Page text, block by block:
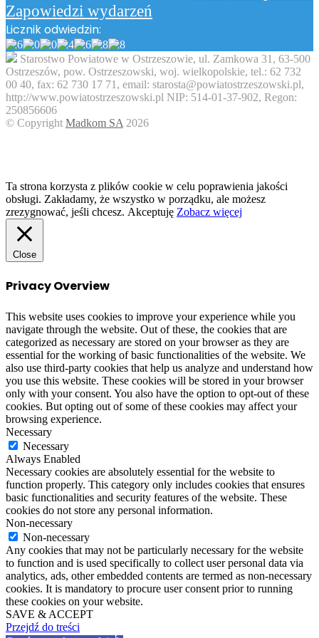
Zapowiedzi wydarzeń
Licznik odwiedzin:
Starostwo Powiatowe w Ostrzeszowie, ul. Zamkowa 31, 63-500
Ostrzeszów, pow. Ostrzeszowski, woj. wielkopolskie, tel.: 62 732
00 40, fax: 62 730 17 71, email: starosta@powiatostrzeszowski.pl,
http://www.powiatostrzeszowski.pl NIP: 514-01-37-902, Regon:
250856606
© Copyright Madkom SA 2026
Ta strona korzysta z plików cookie w celu poprawienia jakości
obsługi. Zakładamy, że wszystko w porządku, ale możesz
zrezygnować, jeśli chcesz. Akceptuję Zobacz więcej
Close
Privacy Overview
This website uses cookies to improve your experience while you
navigate through the website. Out of these, the cookies that are
categorized as necessary are stored on your browser as they are
essential for the working of basic functionalities of the website. We
also use third-party cookies that help us analyze and understand how
you use this website. These cookies will be stored in your browser
only with your consent. You also have the option to opt-out of these
cookies. But opting out of some of these cookies may affect your
browsing experience.
Necessary
Necessary
Always Enabled
Necessary cookies are absolutely essential for the website to
function properly. This category only includes cookies that ensures
basic functionalities and security features of the website. These
cookies do not store any personal information.
Non-necessary
Non-necessary
Any cookies that may not be particularly necessary for the website
to function and is used specifically to collect user personal data via
analytics, ads, other embedded contents are termed as non-necessary
cookies. It is mandatory to procure user consent prior to running
these cookies on your website.
SAVE & ACCEPT
Przejdź do treści